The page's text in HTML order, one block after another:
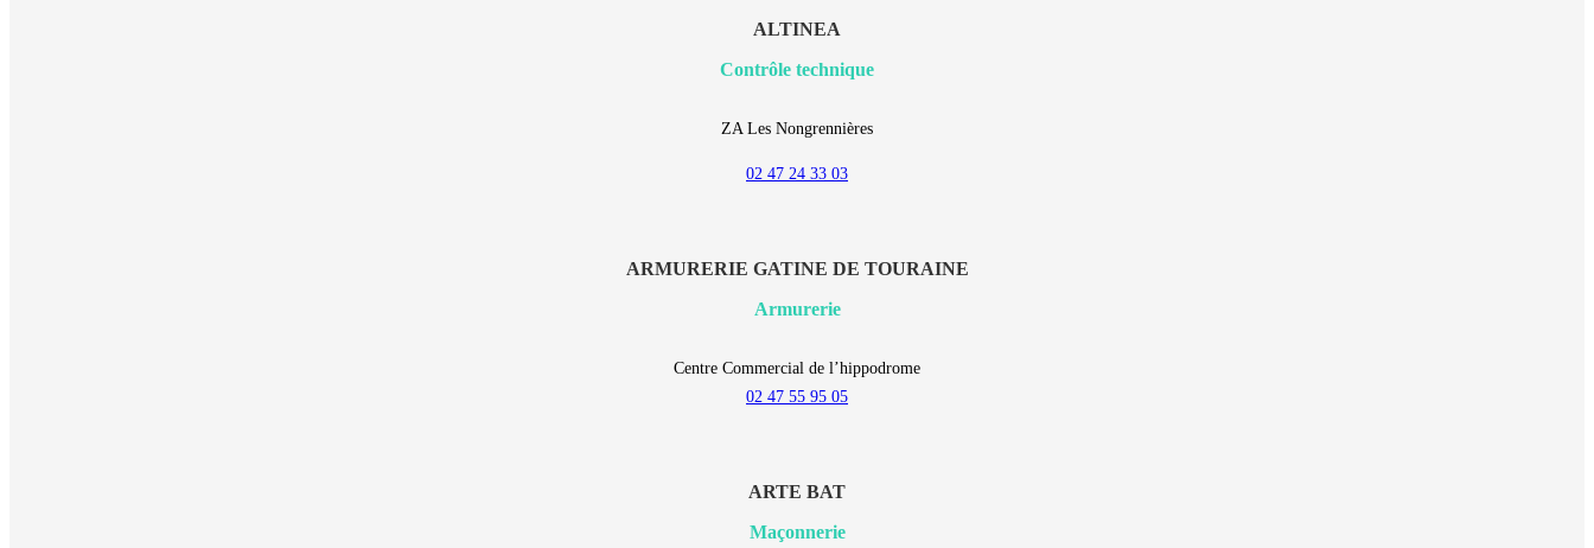
ALTINEA
Contrôle technique
ZA Les Nongrennières
02 47 24 33 03
ARMURERIE GATINE DE TOURAINE
Armurerie
Centre Commercial de l’hippodrome
02 47 55 95 05
ARTE BAT
Maçonnerie